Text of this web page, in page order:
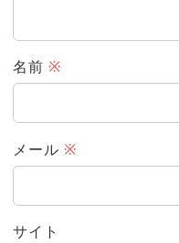
名前 ※
メール ※
サイト